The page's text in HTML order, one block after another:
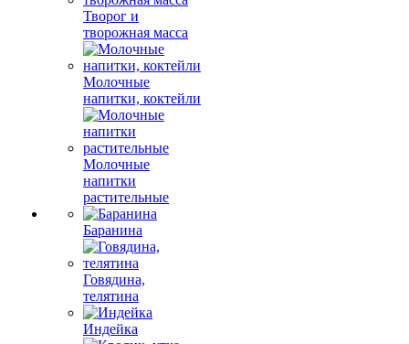
Творог и
творожная масса
Молочные
напитки, коктейли
Молочные
напитки
растительные
Баранина
Говядина,
телятина
Индейка